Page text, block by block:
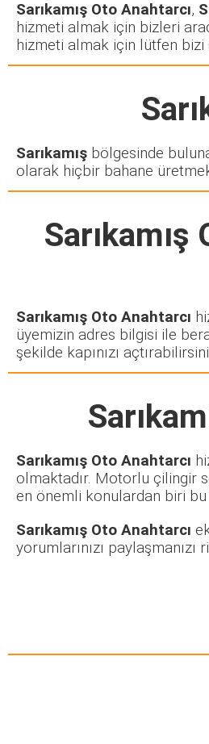
Sarıkamış Oto Anahtarcı,
hizmeti almak için bizleri
hizmeti almak için lütfen
Sarıkamış bölgesinde
olarak hiçbir bahane
Sarıkamış
Sarıkamış Oto Anahtarcı
üyemizin adres bilgisi ile
şekilde kapınızı
Sarıkamış Oto Anahtarcı
olmaktadır. Motorlu çilingir
en önemli konulardan biri bu
Sarıkamış Oto Anahtarcı
yorumlarınızı paylaşmanızı